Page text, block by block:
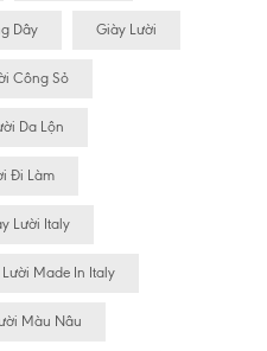
Dây Giày Lười
Công Sỏ
Da Lộn
Đi Làm
Lười Italy
Made In Italy
Màu Nâu